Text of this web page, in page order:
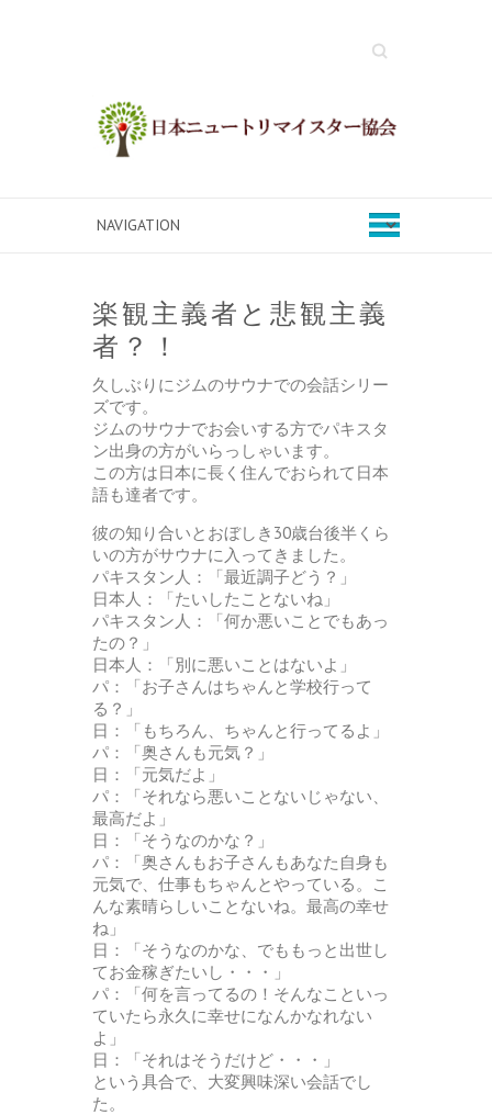
Search
楽観主義者と悲観主義
者？！
久しぶりにジムのサウナでの会話シリー
ズです。
ジムのサウナでお会いする方でパキスタ
ン出身の方がいらっしゃいます。
この方は日本に長く住んでおられて日本
語も達者です。
彼の知り合いとおぼしき30歳台後半くら
いの方がサウナに入ってきました。
パキスタン人：「最近調子どう？」
日本人：「たいしたことないね」
パキスタン人：「何か悪いことでもあっ
たの？」
日本人：「別に悪いことはないよ」
パ：「お子さんはちゃんと学校行って
る？」
日：「もちろん、ちゃんと行ってるよ」
パ：「奥さんも元気？」
日：「元気だよ」
パ：「それなら悪いことないじゃない、
最高だよ」
日：「そうなのかな？」
パ：「奥さんもお子さんもあなた自身も
元気で、仕事もちゃんとやっている。こ
んな素晴らしいことないね。最高の幸せ
ね」
日：「そうなのかな、でももっと出世し
てお金稼ぎたいし・・・」
パ：「何を言ってるの！そんなこといっ
ていたら永久に幸せになんかなれない
よ」
日：「それはそうだけど・・・」
という具合で、大変興味深い会話でし
た。